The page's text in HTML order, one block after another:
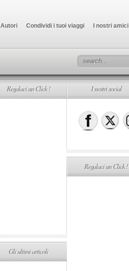
Autori Condividi i tuoi viaggi I nostri amici
Regalaci un Click !
Gli ultimi articoli
I nostri social
Regalaci un Click !